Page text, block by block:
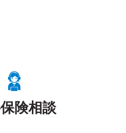
険相談